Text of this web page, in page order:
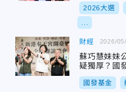
2026大選
財經
蘇巧慧妹妹
疑獨厚？國
國發基金
2026/